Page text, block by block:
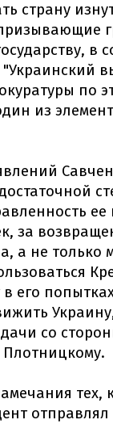
страну
в
"Украинский
по
из
за
а не только
его
со
Плотницкому.
тех,
отправлял